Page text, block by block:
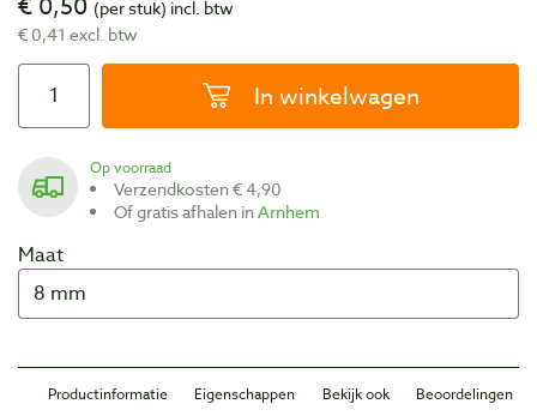
(per stuk) incl. btw
€ 0,41 excl. btw
In winkelwagen
Op voorraad
Verzendkosten € 4,90
Of gratis afhalen inArnhem
Maat
Productinformatie Eigenschappen Bekijk ook Beoordelingen